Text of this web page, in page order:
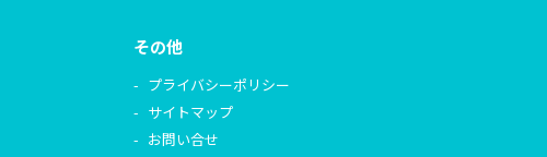
その他
プライバシーポリシー
サイトマップ
お問い合せ